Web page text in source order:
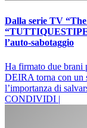
Dalla serie TV
l’auto-sabotaggio
Ha firmato due brani
DEIRA torna con un
l’importanza di
CONDIVIDI |